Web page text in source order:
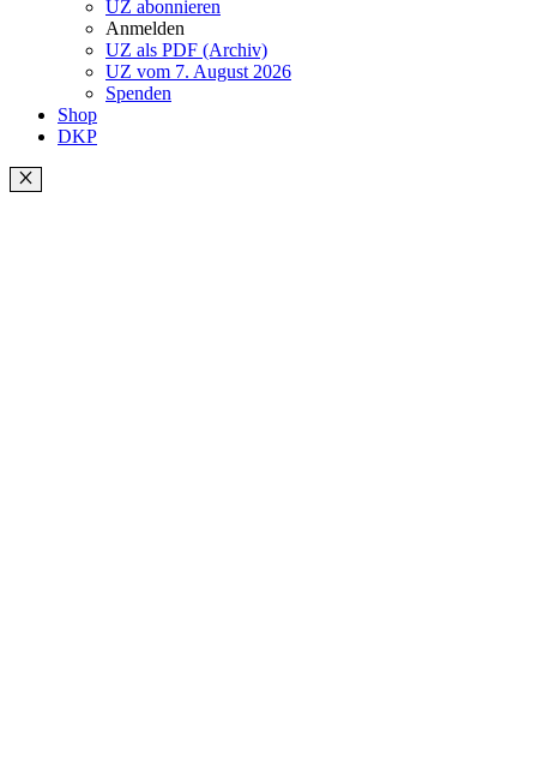
UZ abonnieren
Anmelden
UZ als PDF (Archiv)
UZ vom 7. August 2026
Spenden
Shop
DKP
Schließen